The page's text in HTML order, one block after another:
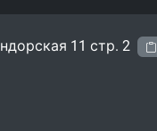
11 стр. 2